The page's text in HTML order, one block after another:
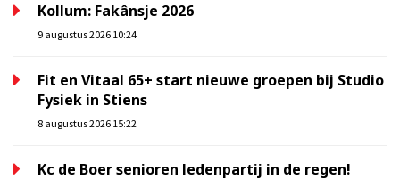
Kollum: Fakânsje 2026
9 augustus 2026 10:24
Fit en Vitaal 65+ start nieuwe groepen bij Studio
Fysiek in Stiens
8 augustus 2026 15:22
Kc de Boer senioren ledenpartij in de regen!